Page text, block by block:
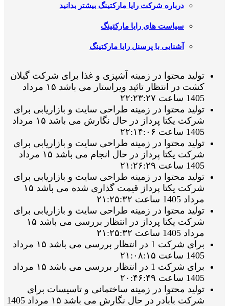
درباره شرکت رایا مارکتینگ بیشتر بدانید
سیاست های رایا مارکتینگ
آشنایی با پرسنل رایا مارکتینگ
تولید محتوا در زمینه آشپزی و غذا برای شرکت گیلان
کشت در انتظار تائید ویراستار می باشد ۱۵ مرداد
1405 ساعت ۲۲:۲۳:۲۷
تولید محتوا در زمینه طراحی سایت و بازاریابی برای
شرکت یکتا پرداز در حال نگارش می باشد ۱۵ مرداد
1405 ساعت ۲۲:۱۴:۰۶
تولید محتوا در زمینه طراحی سایت و بازاریابی برای
شرکت یکتا پرداز در حال انجام می باشد ۱۵ مرداد
1405 ساعت ۲۱:۲۶:۲۹
تولید محتوا در زمینه طراحی سایت و بازاریابی برای
شرکت یکتا پرداز قیمت گذاری شده می باشد ۱۵
مرداد 1405 ساعت ۲۱:۲۵:۳۲
تولید محتوا در زمینه طراحی سایت و بازاریابی برای
شرکت یکتا پرداز در انتظار بررسی می باشد ۱۵
مرداد 1405 ساعت ۲۱:۲۵:۳۲
برای شرکت 1 در انتظار بررسی می باشد ۱۵ مرداد
1405 ساعت ۲۱:۰۸:۱۵
برای شرکت 1 در انتظار بررسی می باشد ۱۵ مرداد
1405 ساعت ۲۰:۴۶:۴۹
تولید محتوا در زمینه ساختمانی و تاسیسات برای
شرکت بابادر در حال نگارش می باشد ۱۵ مرداد 1405